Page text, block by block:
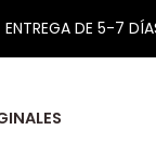
ENTREGA DE 5-7